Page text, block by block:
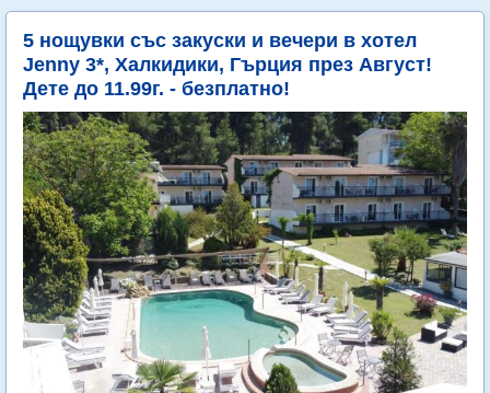
5 нощувки със закуски и вечери в хотел
Jenny 3*, Халкидики, Гърция през Август!
Дете до 11.99г. - безплатно!